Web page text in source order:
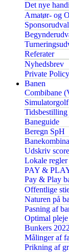
Det nye
Amatør- og
Referater
Nyhedsbrev
Private Policy
Banen
Combibane
Tidsbestilling
Baneguide
Beregn SpH
Udskriv
Lokale regler
PAY &
Pay & Play
Offentlige
Naturen på
Pasning af
Optimal
Bunkers
Målinger af
Prikning af